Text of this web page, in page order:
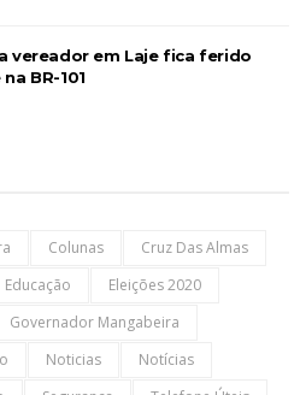
vereador em Laje fica ferido
BR-101
Colunas
Cruz Das Almas
Educação
Eleições 2020
Governador Mangabeira
Noticias
Notícias